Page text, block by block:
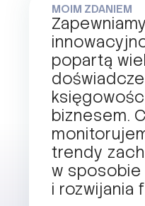
MOIM ZDANIEM
Zapewniamy
popartą
biznesem.
trendy
w sposobie
i rozwijania